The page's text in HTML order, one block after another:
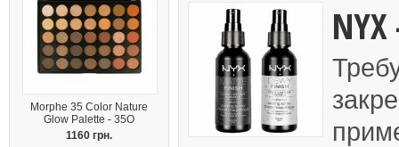
Morphe 35 Color Nature
Glow Palette - 35O
1160 грн.